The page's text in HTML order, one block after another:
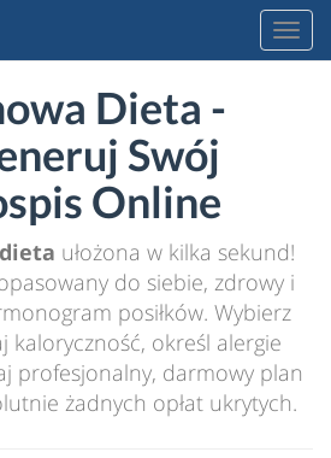
Dieta -
Swój
Online
ułożona w kilka sekund!
do siebie, zdrowy i
posiłków. Wybierz
kaloryczność, określ alergie
profesjonalny, darmowy plan
żadnych opłat ukrytych.